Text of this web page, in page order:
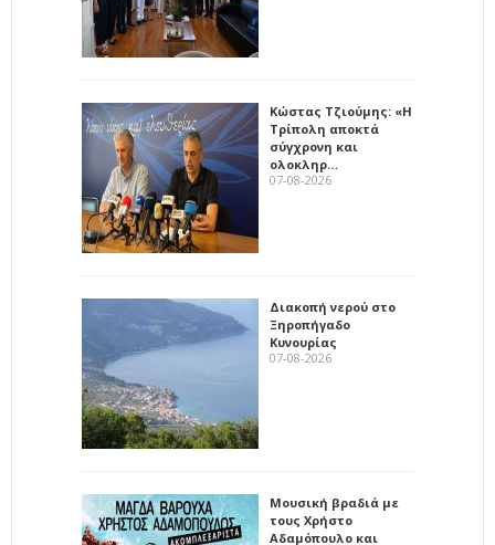
Κώστας Τζιούμης: «Η
Τρίπολη αποκτά
σύγχρονη και
ολοκληρ…
07-08-2026
Διακοπή νερού στο
Ξηροπήγαδο
Κυνουρίας
07-08-2026
Μουσική βραδιά με
τους Χρήστο
Αδαμόπουλο και